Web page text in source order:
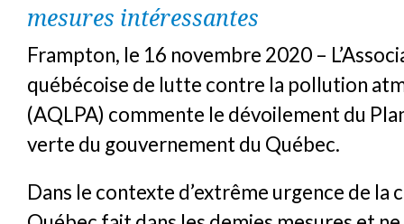
mesures intéressantes
Frampton, le 16 novembre 2020 –
québécoise de lutte contre la pollution
(AQLPA) commente le dévoilement du
verte du gouvernement du Québec.
Dans le contexte d’extrême urgence de la